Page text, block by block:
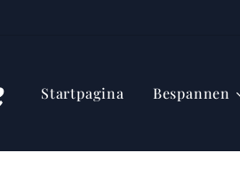
Startpagina Bespannen